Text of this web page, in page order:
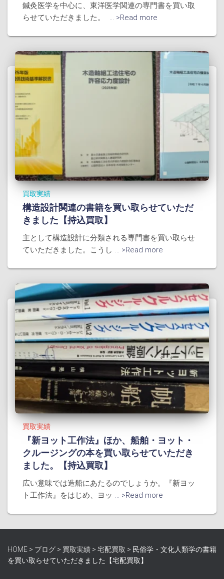
鍼灸医学を中心に、東洋医学関連の専門書を買い取
らせていただきました。
... >Read more
買取実績
構造設計関連の書籍を買い取らせていただ
きました【持込買取】
主として構造設計に分類される専門書を買い取らせ
ていただきました。こうし ... >Read more
買取実績
『新ヨット工作法』ほか、船舶・ヨット・
クルージングの本を買い取らせていただき
ました。【持込買取】
広い意味では造船にあたるのでしょうか。『新ヨッ
ト工作法』をはじめ、ヨッ ... >Read more
HOME > ブログ > 買取実績 > 宅配買取 > 民俗学・文化人類学の書籍
を買い取らせていただきました【宅配買取】